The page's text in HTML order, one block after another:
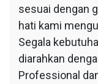
sesuai dengan
hati kami
Segala
diarahkan
Professional